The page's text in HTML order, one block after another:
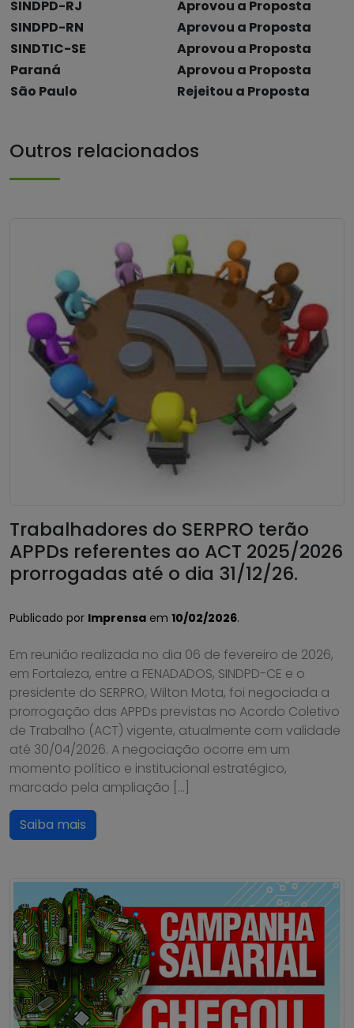
SINDPD-RJ
Aprovou a Proposta
SINDPD-RN
Aprovou a Proposta
SINDTIC-SE
Aprovou a Proposta
Paraná
Aprovou a Proposta
São Paulo
Rejeitou a Proposta
Outros relacionados
Trabalhadores do SERPRO terão
APPDs referentes ao ACT 2025/2026
prorrogadas até o dia 31/12/26.
Publicado por Imprensa em 10/02/2026.
Em reunião realizada no dia 06 de fevereiro de 2026,
em Fortaleza, entre a FENADADOS, SINDPD-CE e o
presidente do SERPRO, Wilton Mota, foi negociada a
prorrogação das APPDs previstas no Acordo Coletivo
de Trabalho (ACT) vigente, atualmente com validade
até 30/04/2026. A negociação ocorre em um
momento político e institucional estratégico,
marcado pela ampliação […]
Saiba mais